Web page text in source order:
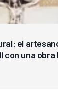
el
con una